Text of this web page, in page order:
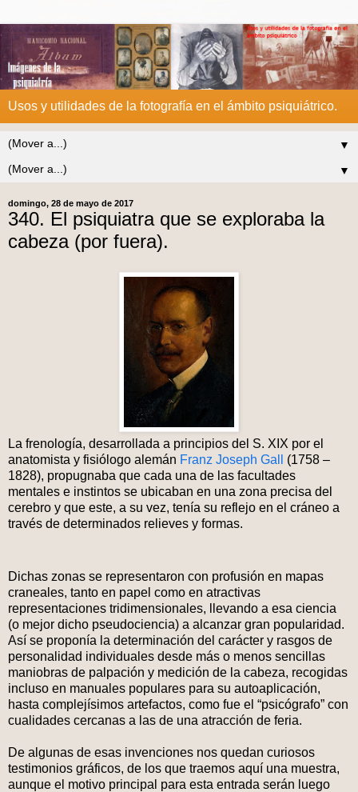
Usos y utilidades de la fotografía en el ámbito psiquiátrico.
▼
▼
domingo, 28 de mayo de 2017
340. El psiquiatra que se exploraba la
cabeza (por fuera).
La frenología, desarrollada a principios del S. XIX por el
anatomista y fisiólogo alemán Franz Joseph Gall
(1758 –
1828), propugnaba que cada una de las facultades
mentales e instintos se ubicaban en una zona precisa del
cerebro y que este, a su vez, tenía su reflejo en el cráneo a
través de determinados relieves y formas.
Dichas zonas se representaron con profusión en mapas
craneales, tanto en papel como en atractivas
representaciones tridimensionales, llevando a esa ciencia
(o mejor dicho pseudociencia) a alcanzar gran popularidad.
Así se proponía la determinación del carácter y rasgos de
personalidad individuales desde más o menos sencillas
maniobras de palpación y medición de la cabeza, recogidas
incluso en manuales populares para su autoaplicación,
hasta complejísimos artefactos, como fue el “psicógrafo” con
cualidades cercanas a las de una atracción de feria.
De algunas de esas invenciones nos quedan curiosos
testimonios gráficos, de los que traemos aquí una muestra,
aunque el motivo principal para esta entrada serán luego